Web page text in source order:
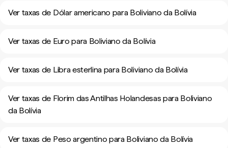
Ver taxas de Dólar americano para Boliviano da Bolívia
Ver taxas de Euro para Boliviano da Bolívia
Ver taxas de Libra esterlina para Boliviano da Bolívia
Ver taxas de Florim das Antilhas Holandesas para Boliviano
da Bolívia
Ver taxas de Peso argentino para Boliviano da Bolívia